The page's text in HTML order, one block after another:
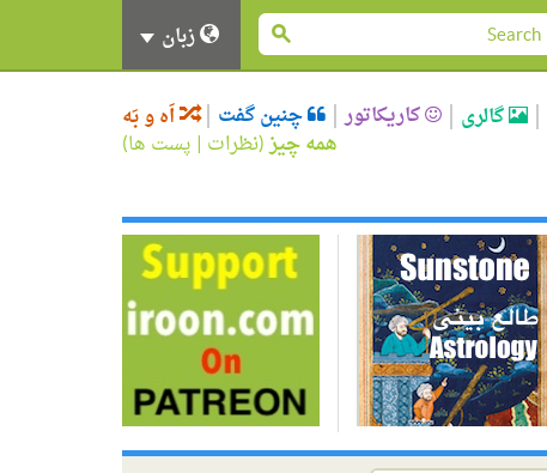
زبان
گالری کاریکاتور چنین گفت اَه و بَه
همه چیز(نظرات | پست ها)